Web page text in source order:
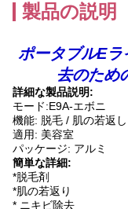
製品の説明
ポータブルE
去のため
詳細な製品説明:
モード:E9A-エボニ
機能: 脱毛 / 肌の若返し
適用: 美容室
パッケージ: アルミ
簡単な詳細:
*脱毛剤
*肌の若返り
* ニキビ除去